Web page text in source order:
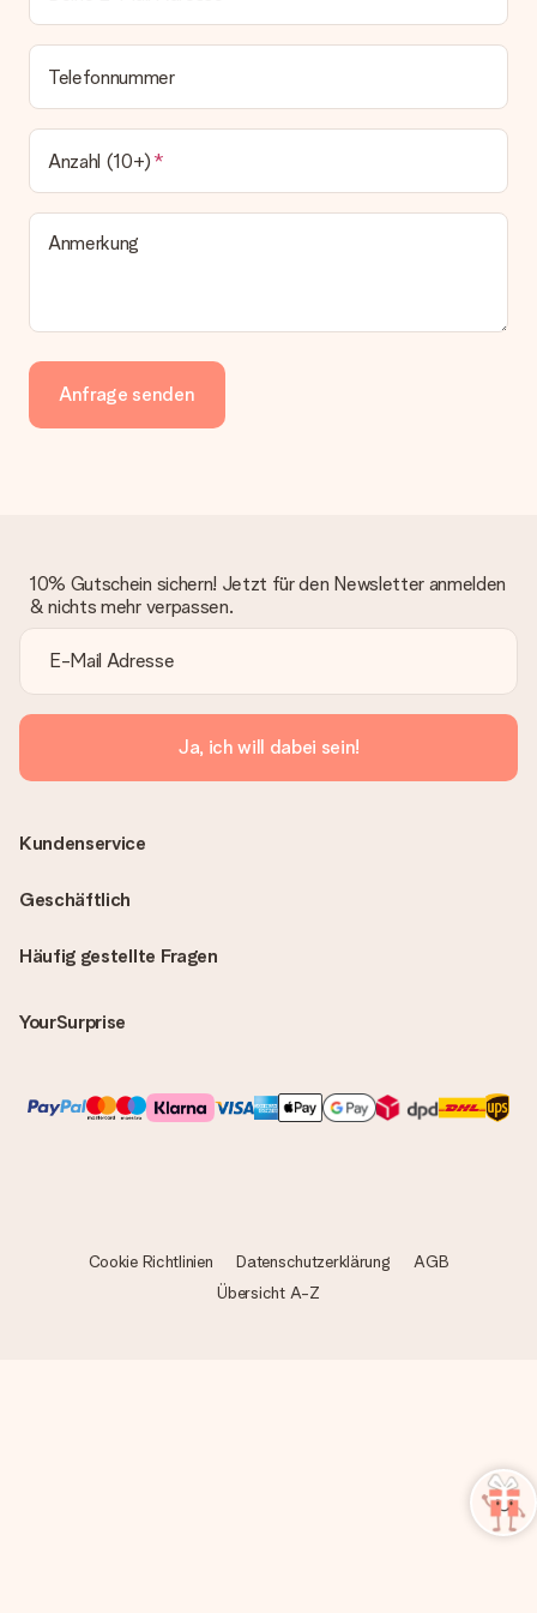
Telefonnummer
Anzahl (10+)
Anmerkung
Anfrage senden
10% Gutschein sichern! Jetzt für den Newsletter anmelden
& nichts mehr verpassen.
Ja, ich will dabei sein!
Häufig gestellte Fragen
YourSurprise
Kundenservice
Geschäftlich
Cookie Richtlinien Datenschutzerklärung
AGB
Übersicht A-Z